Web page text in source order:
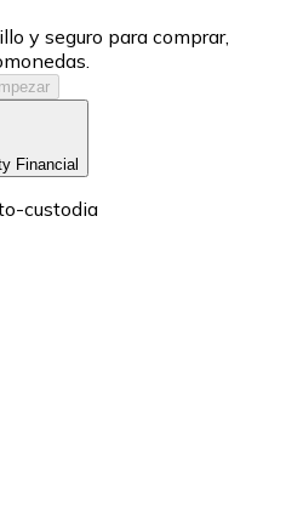
y seguro para comprar,
Financial
custodia